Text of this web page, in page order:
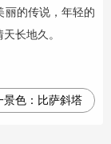
丽的传说，年轻的
长地久。
色： 比萨斜塔